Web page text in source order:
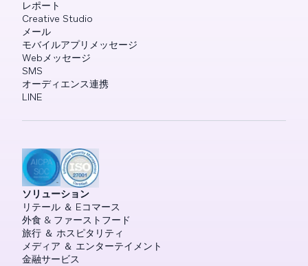
レポート
Creative Studio
メール
モバイルアプリメッセージ
Webメッセージ
SMS
オーディエンス連携
LINE
ソリューション
リテール ＆ Eコマース
外食 & ファーストフード
旅行 ＆ ホスピタリティ
メディア ＆ エンターテイメント
金融サービス